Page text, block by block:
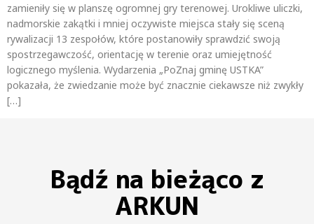
zamieniły się w planszę ogromnej gry terenowej. Urokliwe uliczki,
nadmorskie zakątki i mniej oczywiste miejsca stały się sceną
rywalizacji 13 zespołów, które postanowiły sprawdzić swoją
spostrzegawczość, orientację w terenie oraz umiejętność
logicznego myślenia. Wydarzenia „PoZnaj gminę USTKA”
pokazała, że zwiedzanie może być znacznie ciekawsze niż zwykły
[…]
Bądź na bieżąco z
ARKUN